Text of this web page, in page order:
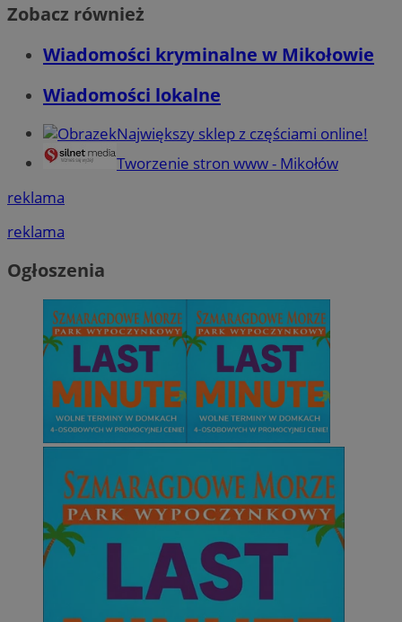
Zobacz również
Wiadomości kryminalne w Mikołowie
Wiadomości lokalne
Największy sklep z częściami online!
Tworzenie stron www - Mikołów
reklama
reklama
Ogłoszenia